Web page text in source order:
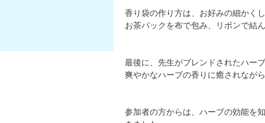
香り袋の作り方は、お好みの細かく
お茶パックを布で包み、リボンで結
最後に、先生がブレンドされたハー
爽やかなハーブの香りに癒されなが
参加者の方からは、ハーブの効能を